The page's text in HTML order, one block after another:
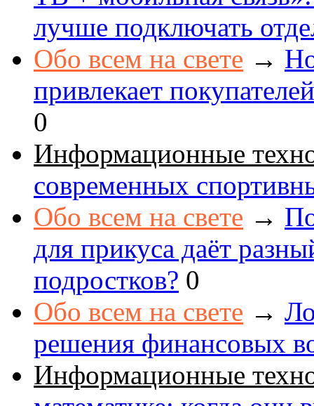
лучше подключать
Обо всем на свете →
привлекает
0
Информационные
современных
Обо всем на свете →
для прикуса даёт
подростков? 0
Обо всем на свете →
решения финансовых
Информационные